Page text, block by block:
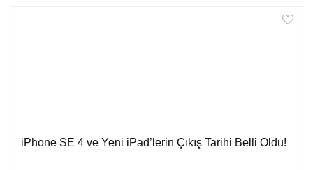
iPhone SE 4 ve Yeni iPad’lerin Çıkış Tarihi Belli Oldu!